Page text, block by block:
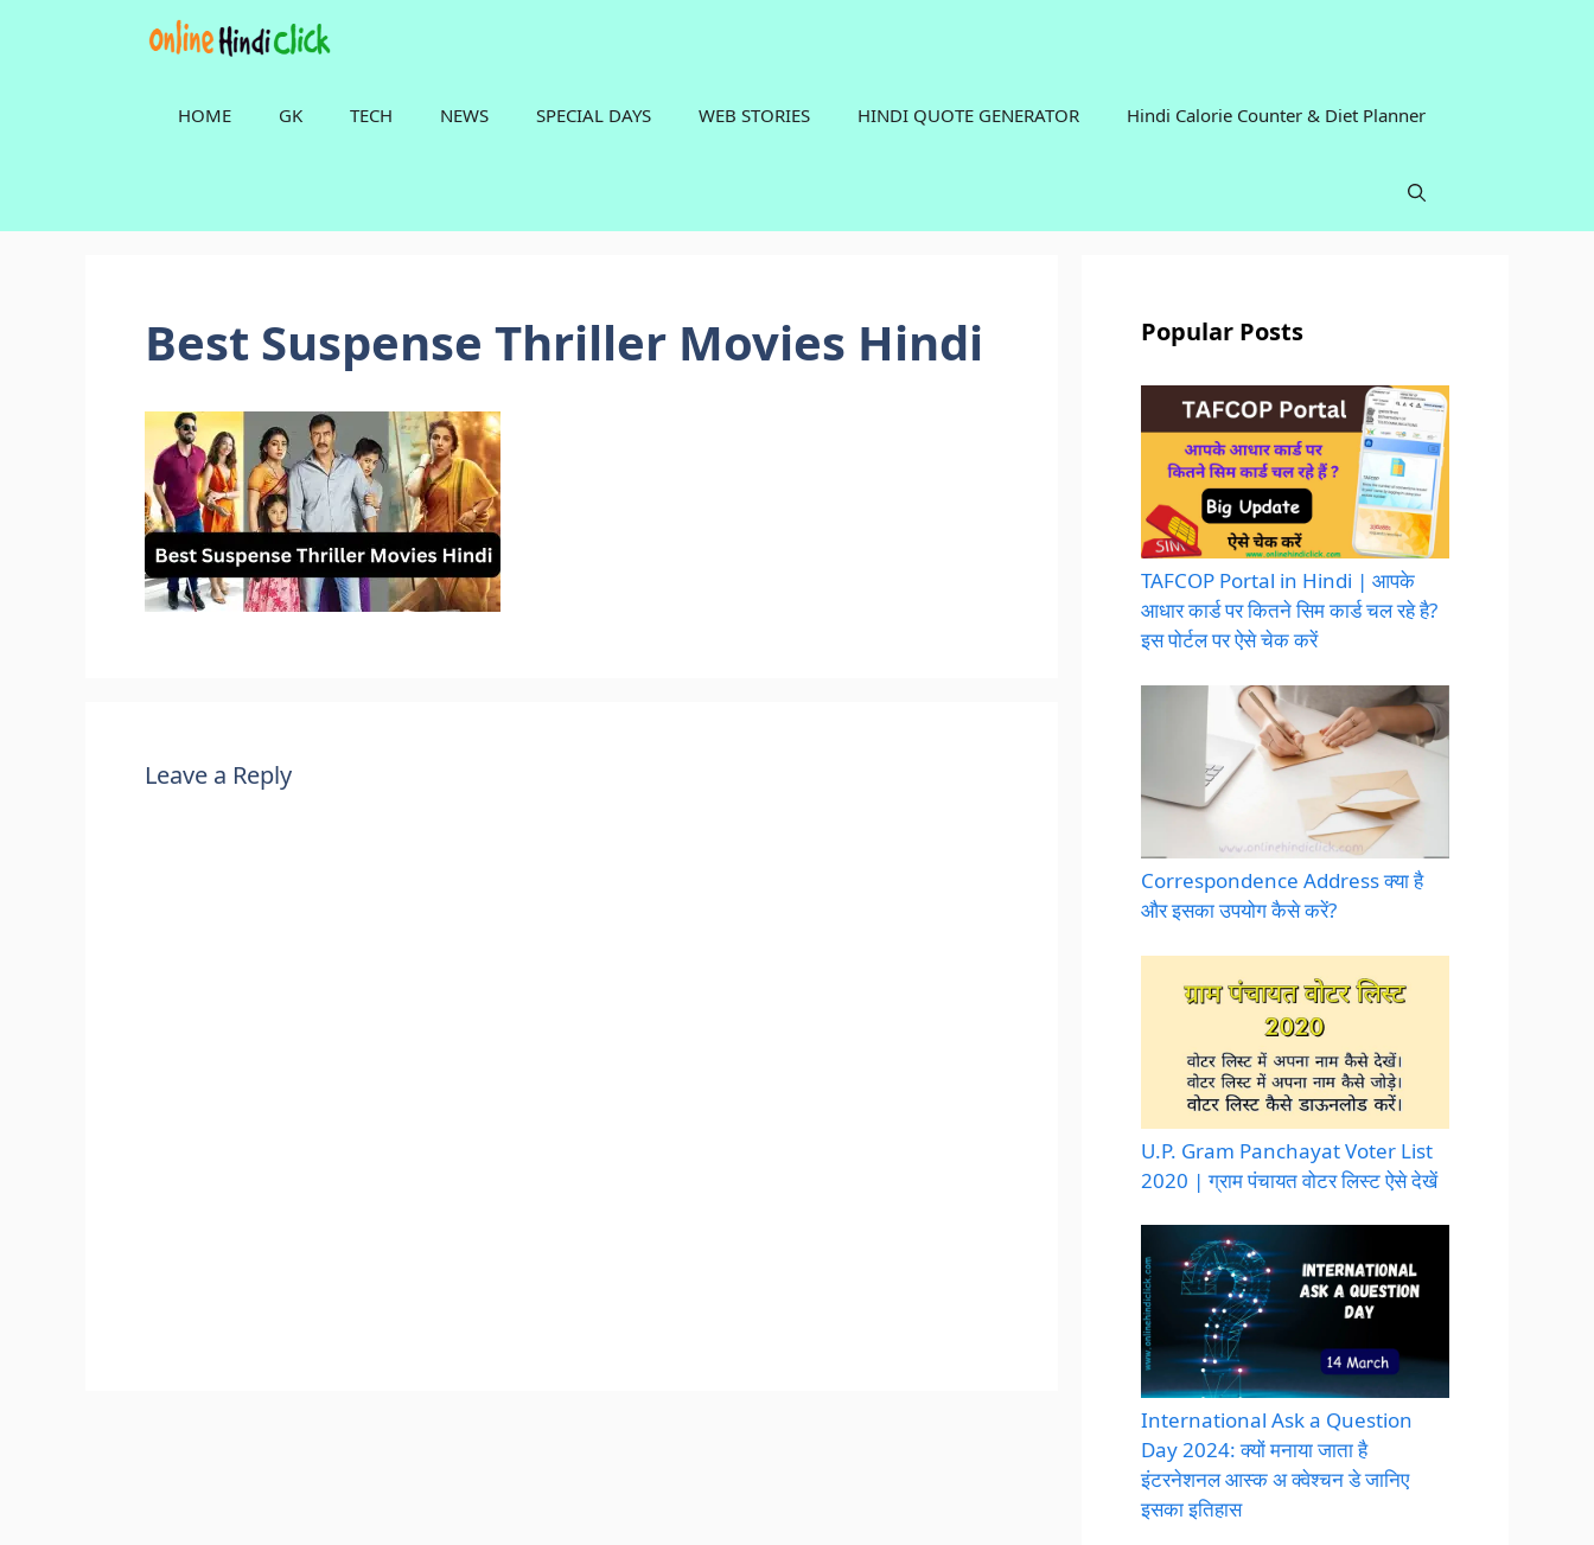
HOME GK TECH NEWS SPECIAL DAYS WEB STORIES HINDI QUOTE GENERATOR Hindi Calorie Counter & Diet Planner
Best Suspense Thriller Movies Hindi
Leave a Reply
Popular Posts
TAFCOP Portal in Hindi | आपके
आधार कार्ड पर कितने सिम कार्ड चल रहे है?
इस पोर्टल पर ऐसे चेक करें
Correspondence Address क्या है
और इसका उपयोग कैसे करें?
U.P. Gram Panchayat Voter List
2020 | ग्राम पंचायत वोटर लिस्ट ऐसे देखें
International Ask a Question
Day 2024: क्यों मनाया जाता है
इंटरनेशनल आस्क अ क्वेश्चन डे जानिए
इसका इतिहास